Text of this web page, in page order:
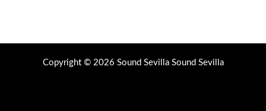
Copyright © 2026 Sound Sevilla Sound Sevilla